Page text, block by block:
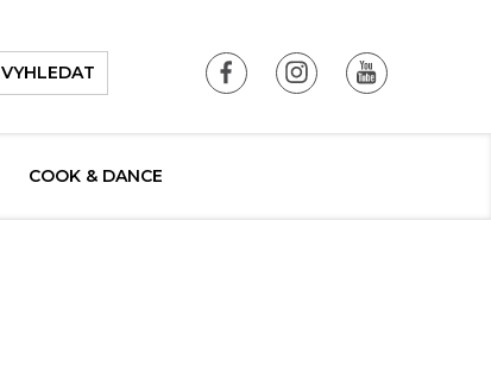
VYHLEDAT
COOK & DANCE